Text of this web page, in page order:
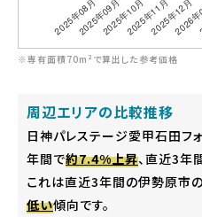
※専有面積70m²で算出した参考価格
周辺エリアの比較推移
日神パレステージ愛甲石田フ
年間で約7.4%上昇、直近3年
これは直近3年間の伊勢原市
低い傾向です。